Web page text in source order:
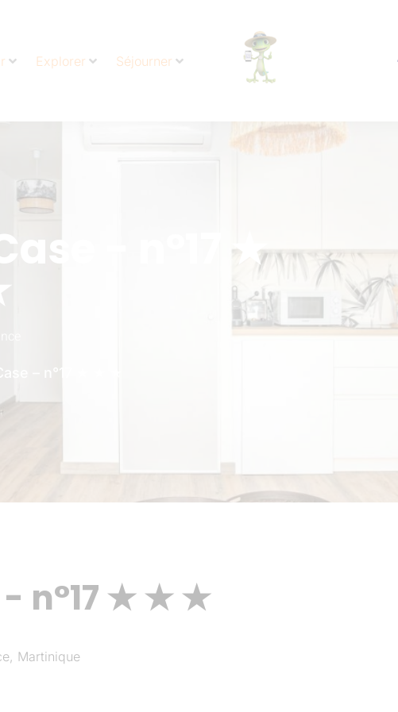
Explorer Séjourner
- n°17 ★
– n°17 ★ ★ ★
n°17 ★ ★ ★
Martinique